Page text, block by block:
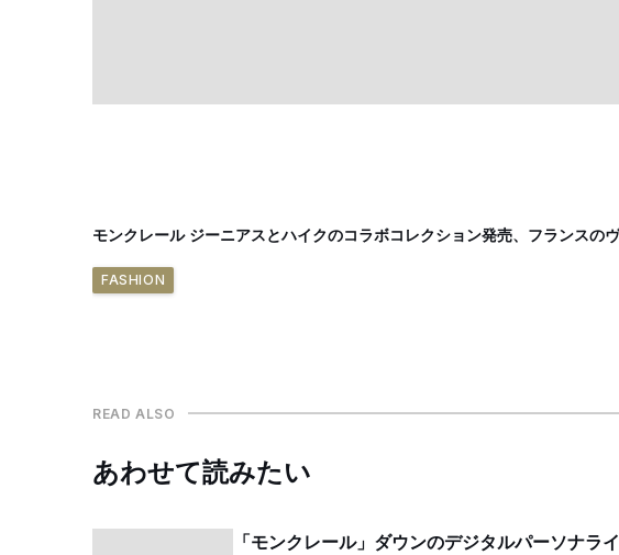
モンクレール ジーニアスとハイクのコラボコレクション発売、フランスの
FASHION
READ ALSO
あわせて読みたい
「モンクレール」ダウンのデジタルパーソナラ